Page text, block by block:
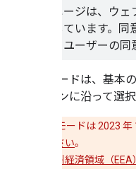
このページは、ウ
象としています。
用してユーザーの
同意モードは、基本
ドラインに沿って選
: 同意モードは 2023
ードしてください。
欧州経済領域（